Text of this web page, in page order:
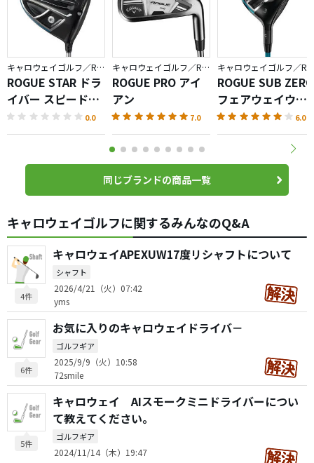
キャロウェイゴルフ／ROGUE
ROGUE STAR ドラ
イバー スピードス
ター バージョン0.0
キャロウェイゴルフ／ROGUE
ROGUE PRO アイ
アン
7.0
ROGUE SUB ZERO
フェアウェイウッ
ド
6.0
同じブランドの商品一覧
キャロウェイゴルフに関するみんなのQ&A
4件
キャロウェイAPEXUW17度リシャフトについて
シャフト
2026/4/21（火）07:42
yms
6件
お気に入りのキャロウェイドライバ－
ゴルフギア
2025/9/9（火）10:58
72smile
5件
キャロウェイ AIスモークミニドライバーについ
て教えてください。
ゴルフギア
2024/11/14（木）19:47